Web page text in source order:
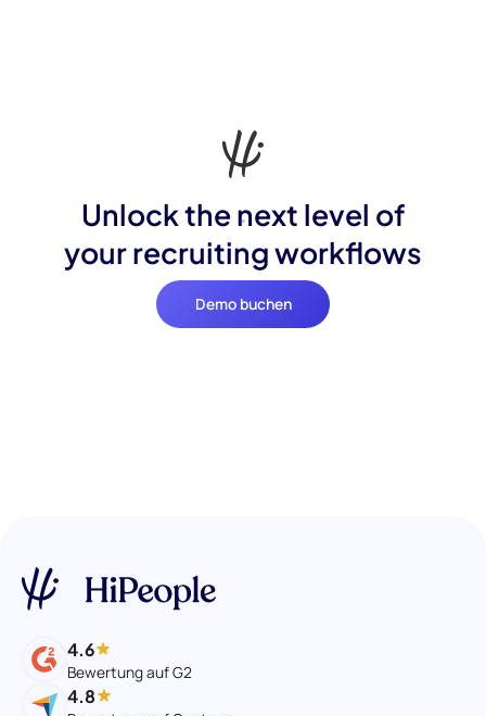
Unlock the next level of
your recruiting workflows
Demo buchen
4.6
Bewertung auf G2
4.8